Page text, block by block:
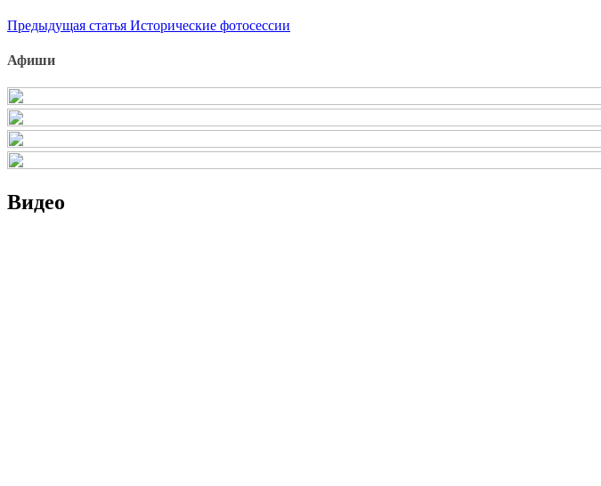
Продолжить
чтение
Предыдущая статья Исторические фотосессии
Афиши
Видео